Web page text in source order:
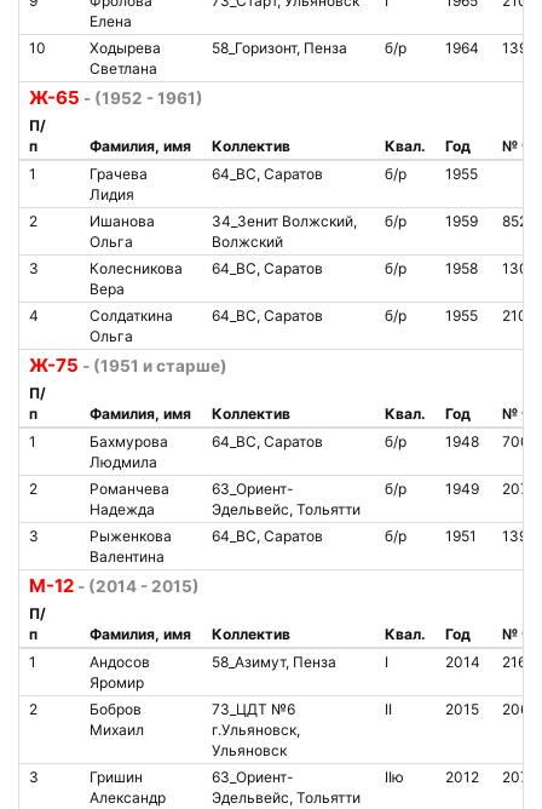
Елена
10
Ходырева
Светлана
58_Горизонт, Пенза б/р 1964
Ж-65 - (1952 - 1961)
П/
п
Фамилия, имя Коллектив Квал. Год
№
1
Грачева
Лидия
64_ВС, Саратов б/р 1955
2
Ишанова
Ольга
34_Зенит Волжский,
Волжский
б/р 1959
3
Колесникова
Вера
64_ВС, Саратов б/р 1958
4
Солдаткина
Ольга
64_ВС, Саратов б/р 1955
Ж-75 - (1951 и старше)
П/
п
Фамилия, имя Коллектив Квал. Год
№
1
Бахмурова
Людмила
64_ВС, Саратов б/р 1948
2
Романчева
Надежда
63_Ориент-
Эдельвейс, Тольятти
б/р 1949
3
Рыженкова
Валентина
64_ВС, Саратов б/р 1951
М-12 - (2014 - 2015)
П/
п
Фамилия, имя Коллектив Квал. Год
№
1
Андосов
Яромир
58_Азимут, Пенза I 2014
2
Бобров
Михаил
73_ЦДТ №6
г.Ульяновск,
Ульяновск
II 2015
3
Гришин
Александр
63_Ориент-
Эдельвейс, Тольятти
IIю 2012